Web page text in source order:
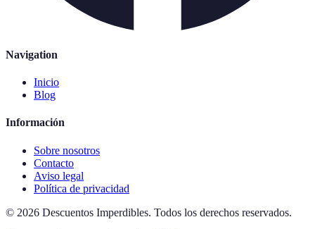
Navigation
Inicio
Blog
Información
Sobre nosotros
Contacto
Aviso legal
Política de privacidad
© 2026 Descuentos Imperdibles. Todos los derechos reservados.